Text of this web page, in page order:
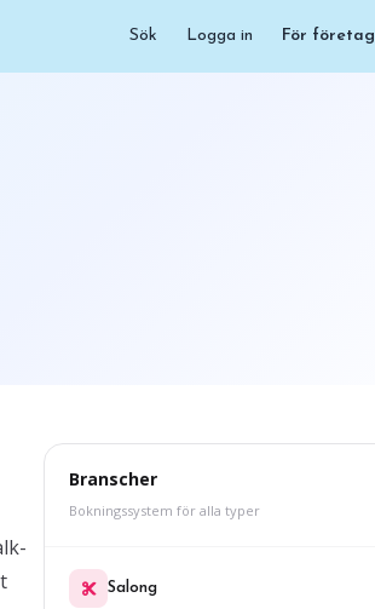
Sök Logga in För företag
Branscher
Bokningssystem för alla typer
Salong